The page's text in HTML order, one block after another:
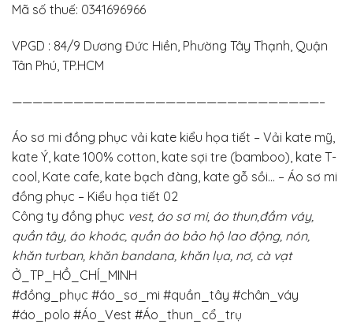
Mã số thuế: 0341696966
VPGD : 84/9 Dương Đức Hiền, Phường Tây Thạnh, Quận
Tân Phú, TP.HCM
——————————————————————————————–
Áo sơ mi đồng phục vải kate kiểu họa tiết – Vải kate mỹ,
kate Ý, kate 100% cotton, kate sợi tre (bamboo), kate T-
cool, Kate cafe, kate bạch đàng, kate gỗ sồi… – Áo sơ mi
đồng phục – Kiểu họa tiết 02
Công ty đồng phục vest, áo sơ mi, áo thun,đầm váy,
quần tây, áo khoác, quần áo bảo hộ lao động, nón,
khăn turban, khăn bandana, khăn lụa, nơ, cà vạt
Ở_TP_HỒ_CHÍ_MINH
#đồng_phục #áo_sơ_mi #quần_tây #chân_váy
#áo_polo #Áo_Vest #Áo_thun_cổ_trụ